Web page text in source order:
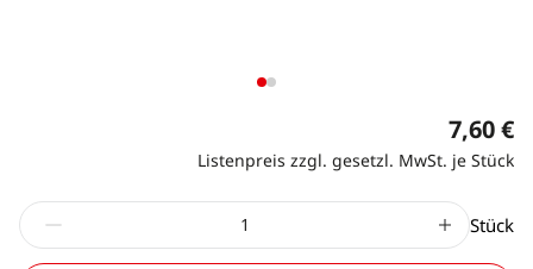
7,60 €
Listenpreis zzgl. gesetzl. MwSt. je Stück
Stück